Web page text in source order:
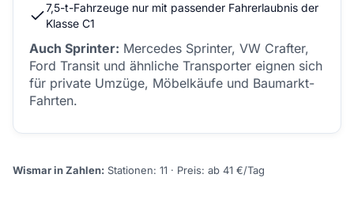
7,5-t-Fahrzeuge nur mit passender Fahrerlaubnis der
Klasse C1
Auch Sprinter: Mercedes Sprinter, VW Crafter,
Ford Transit und ähnliche Transporter eignen sich
für private Umzüge, Möbelkäufe und Baumarkt-
Fahrten.
Wismar in Zahlen: Stationen: 11 · Preis: ab 41 €/Tag